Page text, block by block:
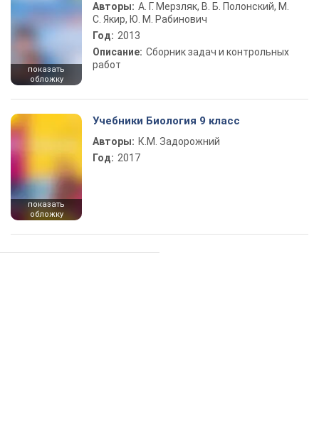
показать
обложку
Авторы: А. Г. Мерзляк, В. Б. Полонский, М.
С. Якир, Ю. М. Рабинович
Год: 2013
Описание: Сборник задач и контрольных
работ
показать
обложку
Учебники Биология 9 класс
Авторы: К.М. Задорожний
Год: 2017